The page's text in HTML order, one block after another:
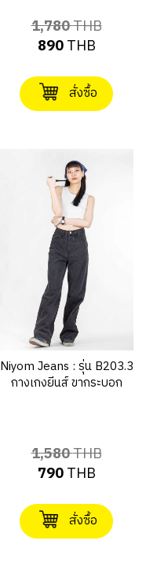
1,780THB
890THB
สั่งซื้อ
Niyom Jeans : รุ่น B203.3
กางเกงยีนส์ ขากระบอก
1,580THB
790THB
สั่งซื้อ